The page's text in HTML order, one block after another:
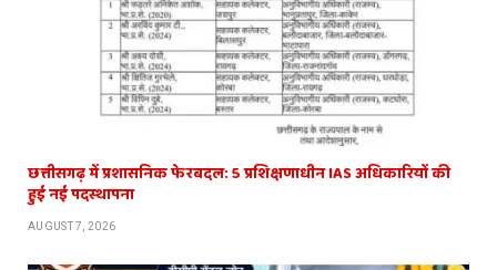
छत्तीसगढ़ में प्रशासनिक फेरबदल: 5 प्रशिक्षणाधीन IAS अधिकारियों की
हुई नई पदस्थापना
AUGUST 7, 2026